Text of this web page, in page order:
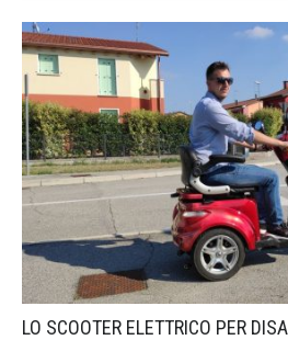
LO SCOOTER ELETTRICO PER